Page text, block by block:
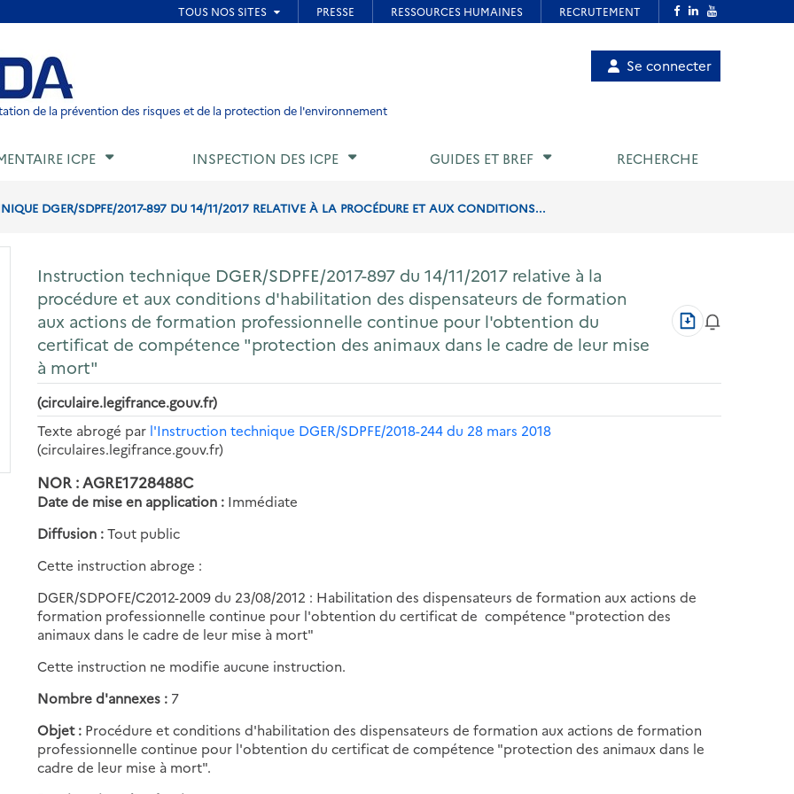
de page
de la prévention des risques et de la protection de l'environnement
Menu
utilisateur
Se connecter
ICPE INSPECTION DES ICPE GUIDES ET BREF RECHERCHE
DGER/SDPFE/2017-897 DU 14/11/2017 RELATIVE À LA PROCÉDURE ET AUX CONDITIONS...
Instruction technique DGER/SDPFE/2017-897 du 14/11/2017 relative à la
procédure et aux conditions d'habilitation des dispensateurs de formation
aux actions de formation professionnelle continue pour l'obtention du
certificat de compétence "protection des animaux dans le cadre de leur mise
à mort"
Télécharger
au
(circulaire.legifrance.gouv.fr)
Texte abrogé par l'Instruction technique DGER/SDPFE/2018-244 du 28 mars 2018
(circulaires.legifrance.gouv.fr)
NOR : AGRE1728488C
Date de mise en application : Immédiate
Diffusion :Tout public
Cette instruction abroge :
DGER/SDPOFE/C2012-2009 du 23/08/2012 : Habilitation des dispensateurs de formation aux actions de
formation professionnelle continue pour l'obtention du certificat de compétence "protection des
animaux dans le cadre de leur mise à mort"
Cette instruction ne modifie aucune instruction.
Nombre d'annexes : 7
Objet : Procédure et conditions d'habilitation des dispensateurs de formation aux actions de formation
professionnelle continue pour l'obtention du certificat de compétence "protection des animaux dans le
cadre de leur mise à mort".